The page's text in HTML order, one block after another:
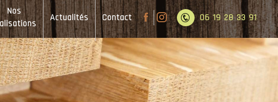
Nos
Actualités Contact 06 19 28 33 91